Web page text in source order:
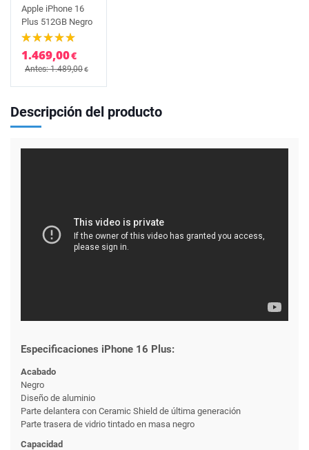
Apple iPhone 16
Plus 512GB Negro
1.469,00€
Antes: 1.489,00€
Descripción del producto
Especificaciones iPhone 16 Plus:
Acabado
Negro
Diseño de aluminio
Parte delantera con Ceramic Shield de última generación
Parte trasera de vidrio tintado en masa negro
Capacidad